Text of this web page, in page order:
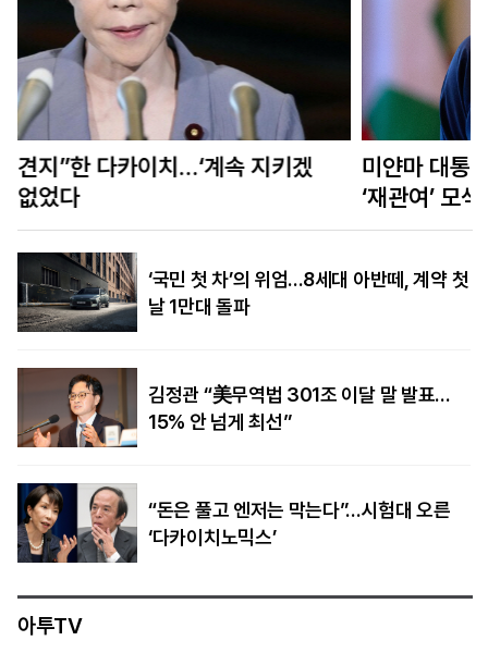
미얀마 대통령, 정통성 찾아 태국 방문… 태국은
‘재관여’ 모색
‘국민 첫 차’의 위엄…8세대 아반떼, 계약 첫
날 1만대 돌파
김정관 “美무역법 301조 이달 말 발표…
15% 안 넘게 최선”
“돈은 풀고 엔저는 막는다”…시험대 오른
‘다카이치노믹스’
아투TV